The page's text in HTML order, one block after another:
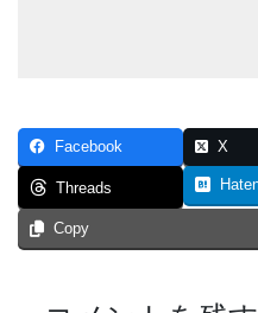
Facebook X
Threads
Copy